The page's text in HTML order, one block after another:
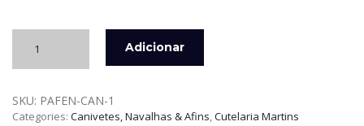
FACA
ESFOLAR
COM
Adicionar
SKU: PAFEN-CAN-1
Categories: Canivetes, Navalhas & Afins Cutelaria Martins